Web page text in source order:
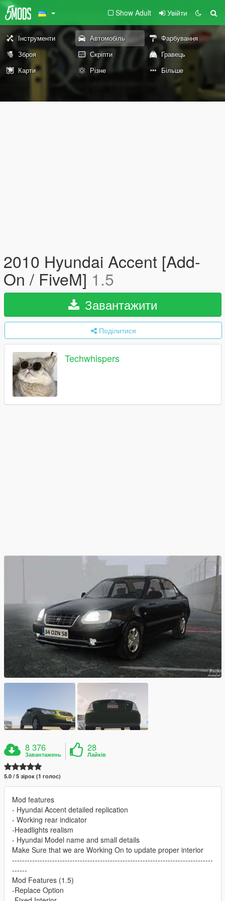
Show Adult Увійти
Інструменти Автомобіль
Фарбування
Зброя
Скріпти
Гравець
Карти
Різне Більше
2010 Hyundai Accent [Add-
On / FiveM] 1.5
Завантажити
Поділитися
Techwhispers
8 376
Завантажень
28
Лайків
5.0 / 5 зірок (1 голос)
Mod features
- Hyundai Accent detailed replication
- Working rear indicator
-Headlights realism
- Hyundai Model name and small details
Make Sure that we are Working On to update proper interior
--------------------------------------------------------------------------------
------
Mod Features (1.5)
-Replace Option